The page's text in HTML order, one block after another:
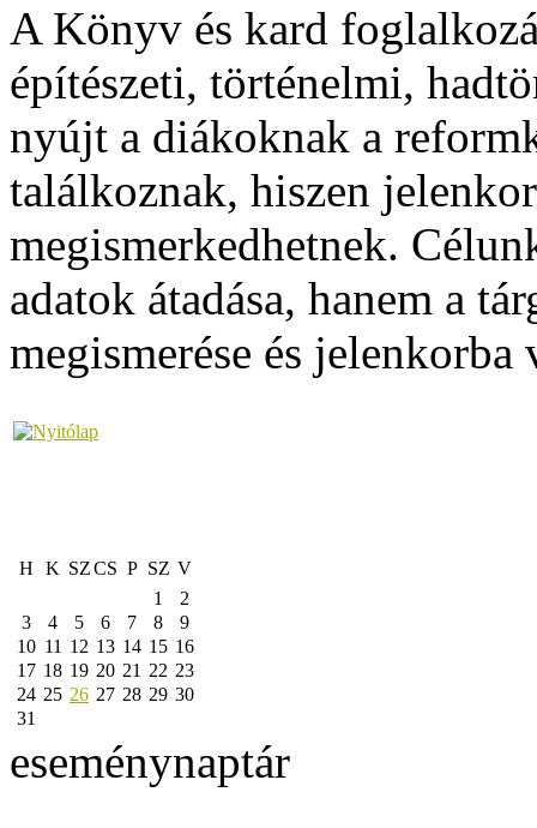
A Könyv és kard
építészeti, történelmi,
nyújt a diákoknak a
találkoznak, hiszen
megismerkedhetnek.
adatok átadása, hanem a
megismerése és jelenkorba
H K SZCS P SZ V
1
2
3
4 5 6 7 8
9
10 11 12 13 14 15 16
17 18 19 20 21 22 23
24 25 26 27 28 29 30
31
eseménynaptár